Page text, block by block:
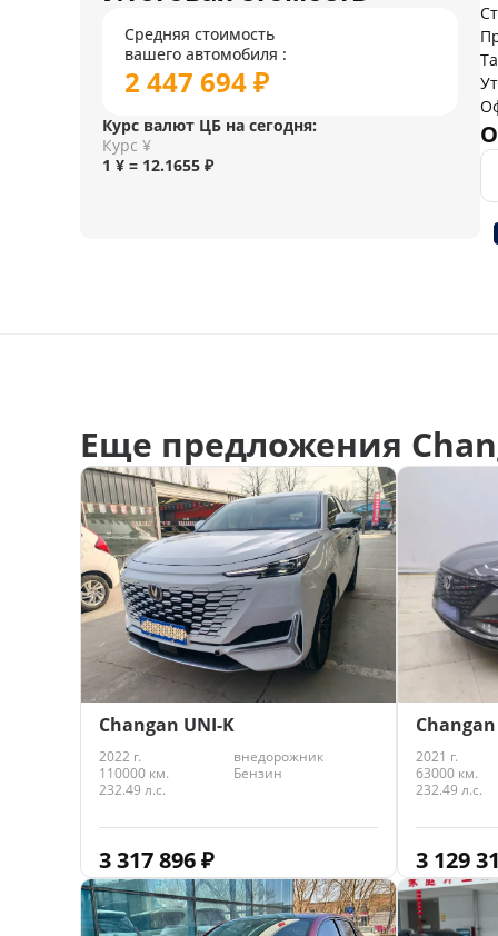
Средняя стоимость
вашего автомобиля :
2 447 694 ₽
Курс валют ЦБ на сегодня:
Курс ¥
1 ¥ = 12.1655 ₽
Еще предложения
Changan UNI-K
2022 г.
внедорожник
110000 км.
Бензин
232.49 л.с.
3 317 896₽
Changan
2021 г.
63000 км.
232.49 л.с.
3 129